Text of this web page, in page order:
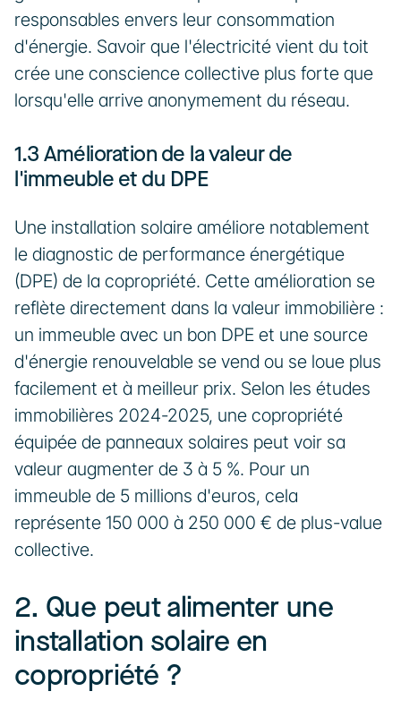
responsables envers leur consommation
d'énergie. Savoir que l'électricité vient du toit
crée une conscience collective plus forte que
lorsqu'elle arrive anonymement du réseau.
1.3 Amélioration de la valeur de
l'immeuble et du DPE
Une installation solaire améliore notablement
le diagnostic de performance énergétique
(DPE) de la copropriété. Cette amélioration se
reflète directement dans la valeur immobilière :
un immeuble avec un bon DPE et une source
d'énergie renouvelable se vend ou se loue plus
facilement et à meilleur prix. Selon les études
immobilières 2024-2025, une copropriété
équipée de panneaux solaires peut voir sa
valeur augmenter de 3 à 5 %. Pour un
immeuble de 5 millions d'euros, cela
représente 150 000 à 250 000 € de plus-value
collective.
2. Que peut alimenter une
installation solaire en
copropriété ?